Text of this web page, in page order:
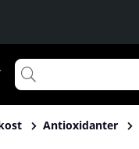
Antioxidanter